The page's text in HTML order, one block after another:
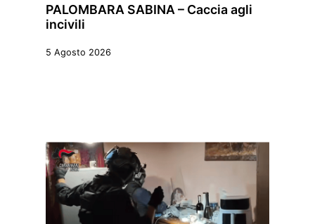
PALOMBARA SABINA – Caccia agli
incivili
5 Agosto 2026